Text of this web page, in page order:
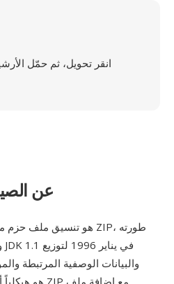
انقر تحويل، ثم حمّل
عن
JAR (Java Archive) هو تنسيق ملف حزم مبني على ZIP، طورته